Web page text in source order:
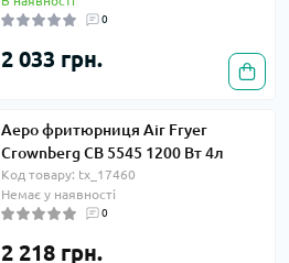
0
2 033 грн.
Аеро фритюрниця Air Fryer
Crownberg CB 5545 1200 Вт 4л
Код товару: tx_17460
Немає у наявності
0
2 218 грн.